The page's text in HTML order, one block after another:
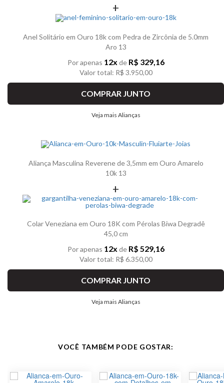
+
Anel Solitário em Ouro 18k com Pedra de Zircônia de 5.0mm
Aro 13
Por apenas 12x de R$ 329,16
Valor total: R$ 3.950,00
COMPRAR JUNTO
Veja mais Alianças
Aliança Masculina Reverene de 3,5mm em Ouro Amarelo
10k 13
+
Colar Veneziana em Ouro 18K com Pérolas Biwa Degradê
45,0 cm
Por apenas 12x de R$ 529,16
Valor total: R$ 6.350,00
COMPRAR JUNTO
Veja mais Alianças
VOCÊ TAMBÉM PODE GOSTAR: